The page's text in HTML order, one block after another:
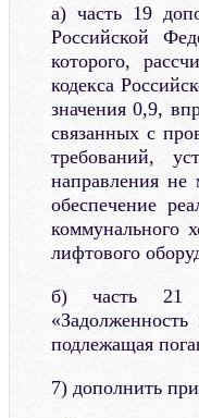
а) часть 19
Российской
которого,
кодекса
значения 0,9,
связанных с
требований,
направления не
обеспечение
коммунального
лифтового
б) часть 21
подлежащая
7) дополнить